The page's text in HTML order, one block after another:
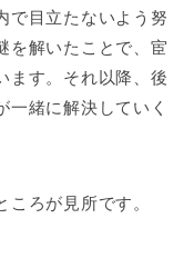
で目立たないよう努
を解いたことで、宦
ます。それ以降、後
一緒に解決していく
ろが見所です。